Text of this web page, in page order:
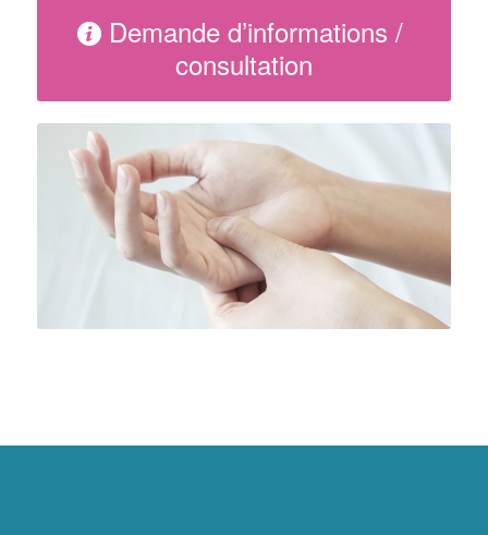
Demande d’informations /
consultation